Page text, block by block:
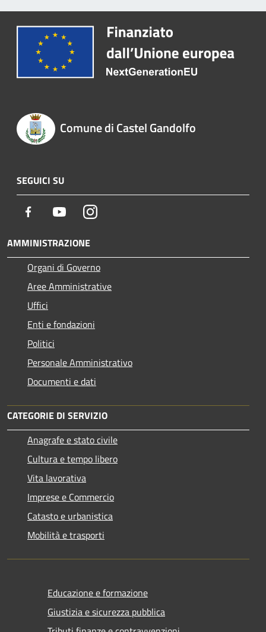
Comune di Castel Gandolfo
SEGUICI SU
Facebook YoutubeInstagram
AMMINISTRAZIONE
Organi di Governo
Aree Amministrative
Uffici
Enti e fondazioni
Politici
Personale Amministrativo
Documenti e dati
CATEGORIE DI SERVIZIO
Anagrafe e stato civile
Cultura e tempo libero
Vita lavorativa
Imprese e Commercio
Catasto e urbanistica
Mobilità e trasporti
Educazione e formazione
Giustizia e sicurezza pubblica